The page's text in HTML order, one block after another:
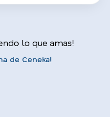
lo que amas!
de Ceneka!